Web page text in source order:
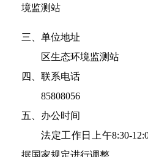
境监测站
三、单位地址
区生态环境监测站
四、联系电话
85808056
五、办公时间
法定工作日上午8:30-
据国家规定进行调整。